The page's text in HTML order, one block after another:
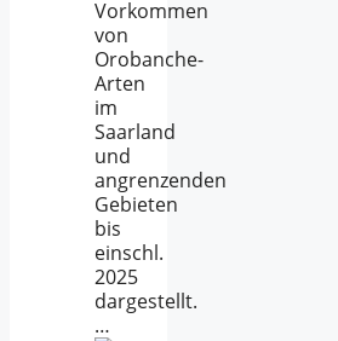
Vorkommen
von
Orobanche-
Arten
im
Saarland
und
angrenzenden
Gebieten
bis
einschl.
2025
dargestellt.
…